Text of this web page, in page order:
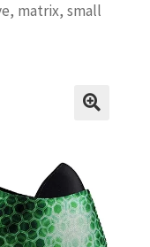
matrix, small